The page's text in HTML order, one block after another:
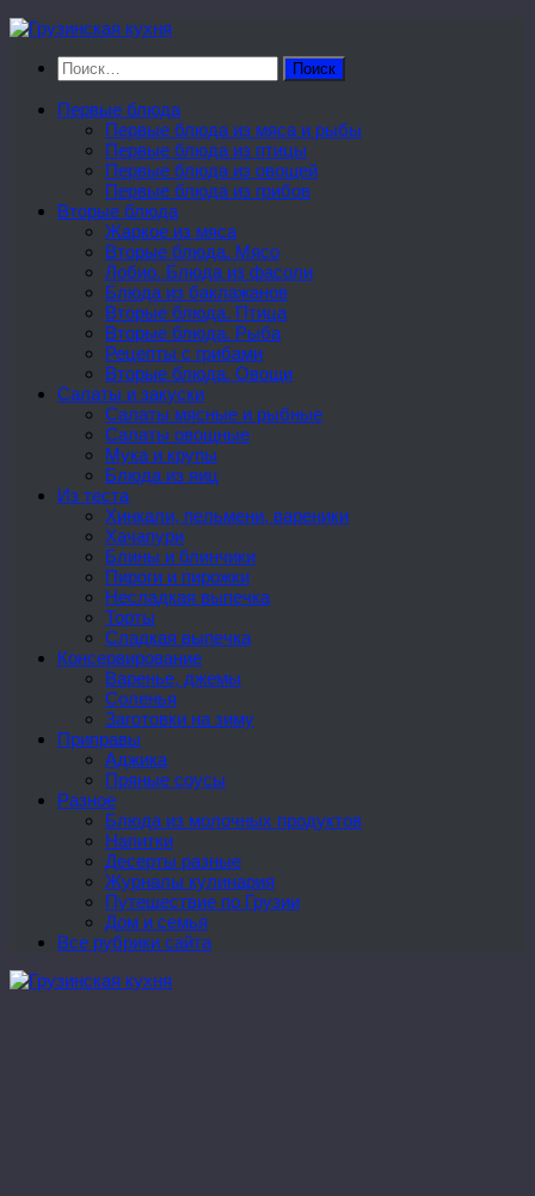
Перейти
содержимому
Найти:
Первые блюда
Первые блюда из мяса и рыбы
Первые блюда из птицы
Первые блюда из овощей
Первые блюда из грибов
Вторые блюда
Жаркое из мяса
Вторые блюда. Мясо
Лобио. Блюда из фасоли
Блюда из баклажанов
Вторые блюда. Птица
Вторые блюда. Рыба
Рецепты с грибами
Вторые блюда. Овощи
Салаты и закуски
Салаты мясные и рыбные
Салаты овощные
Мука и крупы
Блюда из яиц
Из теста
Хинкали, пельмени, вареники
Хачапури
Блины и блинчики
Пироги и пирожки
Несладкая выпечка
Торты
Сладкая выпечка
Консервирование
Варенье, джемы
Соленья
Заготовки на зиму
Приправы
Аджика
Пряные соусы
Разное
Блюда из молочных продуктов
Напитки
Десерты разные
Журналы кулинария
Путешествие по Грузии
Дом и семья
Все рубрики сайта